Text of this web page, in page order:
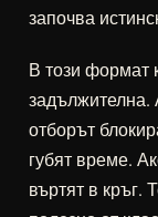
започва
В този формат
отборът
губят време.
въртят в кръг.